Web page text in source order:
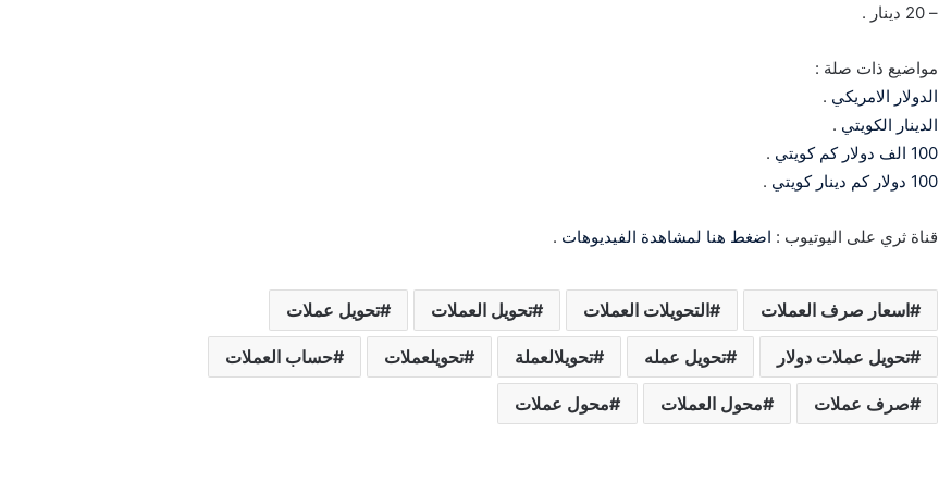
– 20 دينار .
مواضيع ذات صلة :
الدولار الامريكي .
الدينار الكويتي .
100 الف دولار كم كويتي
.
100 دولار كم دينار كويتي
.
قناة ثري على اليوتيوب : اضغط هنا لمشاهدة الفيديوهات .
اسعار صرف العملات التحويلات العملات تحويل العملات تحويل عملات
تحويل عملات دولار تحويل عمله تحويلالعملة تحويلعملات حساب العملات
صرف عملات محول العملات محول عملات